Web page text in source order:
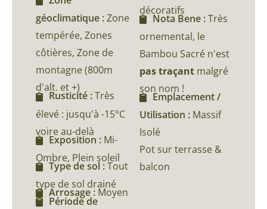
géoclimatique :Zone
tempérée, Zones
côtières, Zone de
montagne (800m
d'alt. et +)
Rusticité :Très
élevé : jusqu'à -15°C
voire au-delà
Exposition : Mi-
Ombre, Plein soleil
Type de sol :Tout
type de sol drainé
Arrosage : Moyen
Période de
décoratifs
Nota Bene :Très
ornemental, le
Bambou Sacré n'est
pas traçant malgré
son nom !
Emplacement /
Utilisation : Massif
Isolé
Pot sur terrasse &
balcon